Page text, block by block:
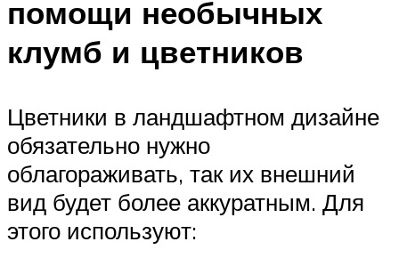
помощи необычных
клумб и цветников
Цветники в ландшафтном дизайне
обязательно нужно
облагораживать, так их внешний
вид будет более аккуратным. Для
этого используют: